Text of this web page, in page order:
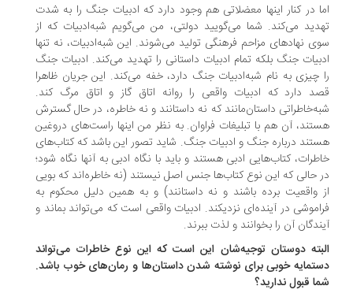
در کنار اینها معضلاتی هم وجود دارد که ادبیات جنگ را به ‌شدت
می‌کند. شما می‌گویید دولتی، من می‌گویم شبه‌ادبیات که از
نهادهای مزاحم فرهنگی تولید می‌شوند. این شبه‌ادبیات، نه تنها
جنگ بلکه تمام ادبیات داستانی را تهدید می‌کند. ادبیات جنگ
چیزی به نام شبه‌ادبیات جنگ دارد، خفه‌ می‌کند. این جریان ظاهرا
دارد که ادبیات واقعی را روانه اتاق گاز و اتاق مرگ کند.
داستان‌مانند که نه داستانند و نه خاطره، در حال گسترش
آن هم با تبلیغات فراوان. به نظر من اینها راست‌های دروغین
درباره جنگ و ادبیات جنگ. شاید تصور این باشد که کتاب‌های
کتاب‌هایی ادبی هستند و باید با نگاه ادبی به آنها نگاه شود؛
حالی که این نوع ‌کتاب‌ها جنس اصل نیستند (نه خاطره‌اند که بویی
واقعیت برده باشند و نه داستانند) و به همین دلیل محکوم به
در آینده‌ای نزدیکند. ادبیات واقعی است که می‌تواند بماند و
آن را بخوانند و لذت ببرند.
دوستان توجیه‌شان این است که این نوع خاطرات می‌تواند
خوبی برای نوشته ‌شدن داستان‌ها و رمان‌های خوب باشد.
قبول ندارید؟